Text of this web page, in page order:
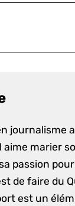
journalisme
aime marier
passion
de faire du
est un